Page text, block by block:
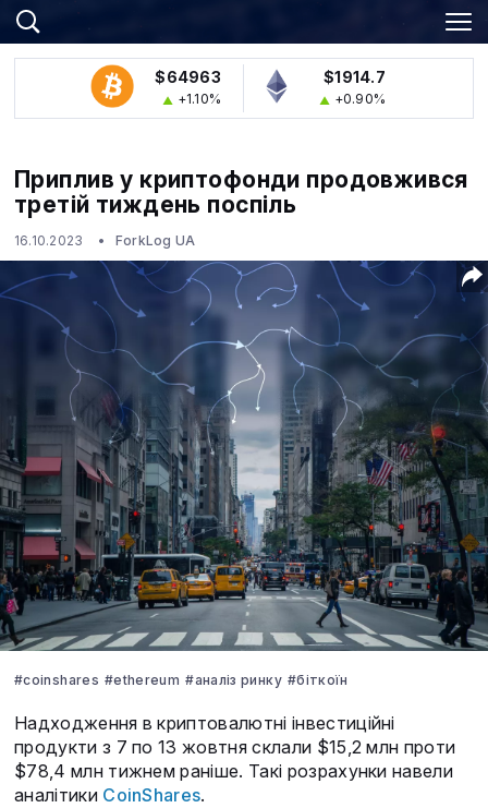
$64963
+1.10%
$1914.7
+0.90%
Приплив у криптофонди продовжився
третій тиждень поспіль
16.10.2023 ForkLog UA
#coinshares #ethereum #аналіз ринку #біткоїн
Надходження в криптовалютні інвестиційні
продукти з 7 по 13 жовтня склали $15,2 млн проти
$78,4 млн тижнем раніше. Такі розрахунки навели
аналітики CoinShares.